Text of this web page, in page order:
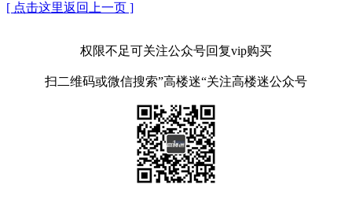
[ 点击这里返回上一页 ]
权限不足可关注公众号回复vip购买
扫二维码或微信搜索”高楼迷“关注高楼迷公众号